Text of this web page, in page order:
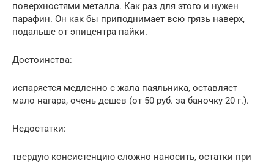
поверхностями металла. Как раз для этого и нужен
парафин. Он как бы приподнимает всю грязь наверх,
подальше от эпицентра пайки.
Достоинства:
испаряется медленно с жала паяльника, оставляет
мало нагара, очень дешев (от 50 руб. за баночку 20 г.).
Недостатки:
твердую консистенцию сложно наносить, остатки при